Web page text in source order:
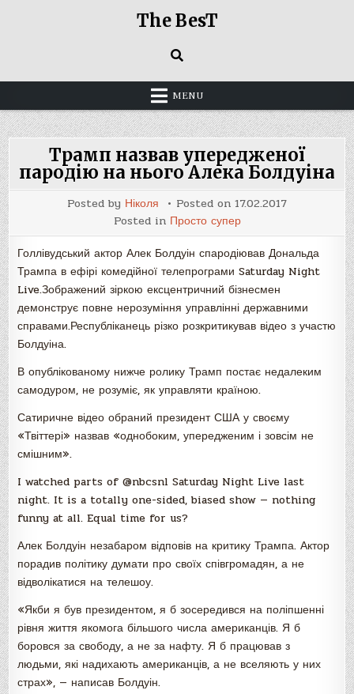
The BesT
MENU
Трамп назвав упередженої
пародію на нього Алека Болдуіна
Posted by Ніколя Posted on 17.02.2017
Posted in Просто супер
Голлівудський актор Алек Болдуін спародіював Дональда
Трампа в ефірі комедійної телепрограми Saturday Night
Live.Зображений зіркою ексцентричний бізнесмен
демонструє повне нерозуміння управлінні державними
справами.Республіканець різко розкритикував відео з участю
Болдуіна.
В опублікованому нижче ролику Трамп постає недалеким
самодуром, не розуміє, як управляти країною.
Сатиричне відео обраний президент США у своєму
«Твіттері» назвав «однобоким, упередженим і зовсім не
смішним».
I watched parts of @nbcsnl Saturday Night Live last
night. It is a totally one-sided, biased show — nothing
funny at all. Equal time for us?
Алек Болдуін незабаром відповів на критику Трампа. Актор
порадив політику думати про своїх співгромадян, а не
відволікатися на телешоу.
«Якби я був президентом, я б зосередився на поліпшенні
рівня життя якомога більшого числа американців. Я б
боровся за свободу, а не за нафту. Я б працював з
людьми, які надихають американців, а не вселяють у них
страх», — написав Болдуін.